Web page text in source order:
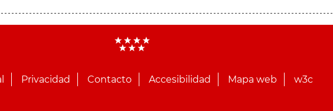
Privacidad Contacto Accesibilidad Mapa web w3c